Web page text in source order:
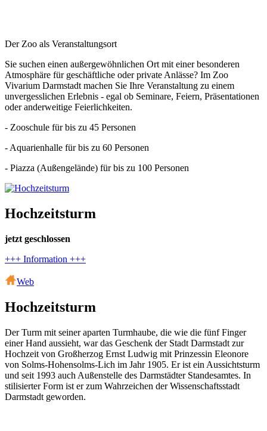
Der Zoo als Veranstaltungsort
Sie suchen einen außergewöhnlichen Ort mit einer besonderen
Atmosphäre für geschäftliche oder private Anlässe? Im Zoo
Vivarium Darmstadt machen Sie Ihre Veranstaltung zu einem
unvergesslichen Erlebnis - egal ob Seminare, Feiern, Präsentationen
oder anderweitige Feierlichkeiten.
- Zooschule für bis zu 45 Personen
- Aquarienhalle für bis zu 60 Personen
- Piazza (Außengelände) für bis zu 100 Personen
Hochzeitsturm
jetzt geschlossen
+++ Information +++
Web
Hochzeitsturm
Der Turm mit seiner aparten Turmhaube, die wie die fünf Finger
einer Hand aussieht, war das Geschenk der Stadt Darmstadt zur
Hochzeit von Großherzog Ernst Ludwig mit Prinzessin Eleonore
von Solms-Hohensolms-Lich im Jahr 1905. Er ist ein Aussichtsturm
und seit 1993 auch Außenstelle des Darmstädter Standesamtes. In
stilisierter Form ist er zum Wahrzeichen der Wissenschaftsstadt
Darmstadt geworden.